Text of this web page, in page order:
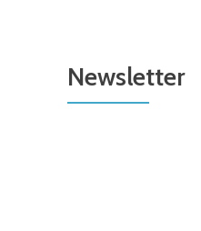
Newsletter